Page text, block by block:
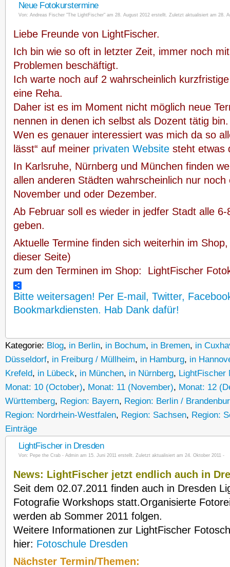
Neue Fotokurstermine
Von: Andreas Fischer "The LightFischer" am 28. August 2012 erstellt. Zuletzt aktualisiert am 28.
Liebe Freunde von LightFischer.
Ich bin wie so oft in letzter Zeit, immer noch
Problemen beschäftigt.
Ich warte noch auf 2 wahrscheinlich
eine Reha.
Daher ist es im Moment nicht möglich neue
nennen in denen ich selbst als Dozent tätig bin.
Wen es genauer interessiert was mich da so
lässt“ auf meiner privaten Website steht etwas
In Karlsruhe, Nürnberg und München finden
allen anderen Städten wahrscheinlich nur
November und oder Dezember.
Ab Februar soll es wieder in jedfer Stadt alle
geben.
Aktuelle Termine finden sich weiterhin im
dieser Seite)
zum den Terminen im Shop: LightFischer
Bitte weitersagen! Per E-mail, Twitter,
Bookmarkdiensten. Hab Dank dafür!
Kategorie: Blog, in Berlin, in Bochum, in Bremen, in
Düsseldorf, in Freiburg / Müllheim, in Hamburg, in
Krefeld, in Lübeck, in München, in Nürnberg, LightFischer
Monat: 10 (October), Monat: 11 (November), Monat: 12
Württemberg, Region: Bayern, Region: Berlin /
Region: Nordrhein-Westfalen, Region: Sachsen, Region:
Einträge
LightFischer in Dresden
Von: Pepe the Crab - Admin am 15. Juni 2011 erstellt. Zuletzt aktualisiert am 24. Oktober 2011 -
News: LightFischer jetzt endlich auch in
Seit dem 02.07.2011 finden auch in Dresden
Fotografie Workshops statt.Organisierte
werden ab Sommer 2011 folgen.
Weitere Informationen zur LightFischer
hier: Fotoschule Dresden
Nächster Termin/Themen: